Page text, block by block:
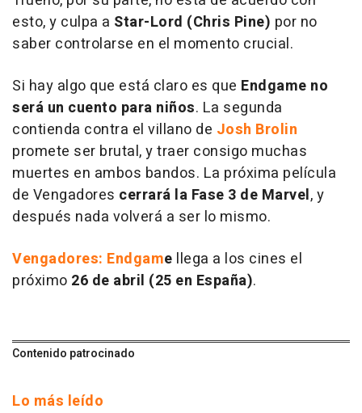
esto, y culpa a Star-Lord (Chris Pine) por no
saber controlarse en el momento crucial.
Si hay algo que está claro es que Endgame no
será un cuento para niños. La segunda
contienda contra el villano de Josh Brolin
promete ser brutal, y traer consigo muchas
muertes en ambos bandos. La próxima película
de Vengadores cerrará la Fase 3 de Marvel, y
después nada volverá a ser lo mismo.
Vengadores: Endgame llega a los cines el
próximo 26 de abril (25 en España).
Contenido patrocinado
Lo más leído